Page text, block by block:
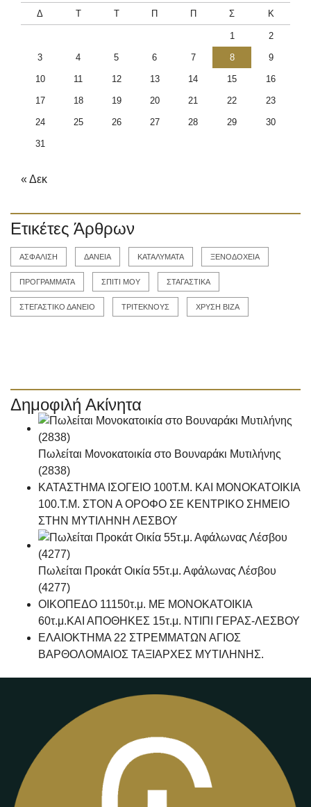
Δ Τ Τ Π Π Σ Κ
1 2
3 4 5 6 7 8 9
10 11 12 13 14 15 16
17 18 19 20 21 22 23
24 25 26 27 28 29 30
31
« Δεκ
Ετικέτες Άρθρων
ΑΣΦΑΛΙΣΗ ΔΑΝΕΙΑ ΚΑΤΑΛΥΜΑΤΑ ΞΕΝΟΔΟΧΕΙΑ
ΠΡΟΓΡΑΜΜΑΤΑ ΣΠΙΤΙ ΜΟΥ ΣΤΑΓΑΣΤΙΚΑ
ΣΤΕΓΑΣΤΙΚΟ ΔΑΝΕΙΟ ΤΡΙΤΕΚΝΟΥΣ ΧΡΥΣΗ ΒΙΖΑ
Δημοφιλή Ακίνητα
Πωλείται Μονοκατοικία στο Βουναράκι Μυτιλήνης
(2838)
ΚΑΤΑΣΤΗΜΑ ΙΣΟΓΕΙΟ 100Τ.Μ. ΚΑΙ ΜΟΝΟΚΑΤΟΙΚΙΑ
100.Τ.Μ. ΣΤΟΝ Α ΟΡΟΦΟ ΣΕ ΚΕΝΤΡΙΚΟ ΣΗΜΕΙΟ
ΣΤΗΝ ΜΥΤΙΛΗΝΗ ΛΕΣΒΟΥ
Πωλείται Προκάτ Οικία 55τ.μ. Αφάλωνας Λέσβου
(4277)
ΟΙΚΟΠΕΔΟ 11150τ.μ. ΜΕ ΜΟΝΟΚΑΤΟΙΚΙΑ
60τ.μ.ΚΑΙ ΑΠΟΘΗΚΕΣ 15τ.μ. ΝΤΙΠΙ ΓΕΡΑΣ-ΛΕΣΒΟΥ
ΕΛΑΙΟΚΤΗΜΑ 22 ΣΤΡΕΜΜΑΤΩΝ ΑΓΙΟΣ
ΒΑΡΘΟΛΟΜΑΙΟΣ ΤΑΞΙΑΡΧΕΣ ΜΥΤΙΛΗΝΗΣ.